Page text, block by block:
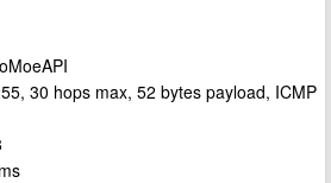
30 hops max, 52 bytes payload, ICMP